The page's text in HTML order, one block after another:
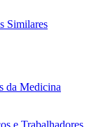
Similares
da Medicina
e Trabalhadores